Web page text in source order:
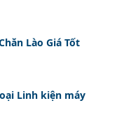
Lào Giá Tốt
Linh kiện máy